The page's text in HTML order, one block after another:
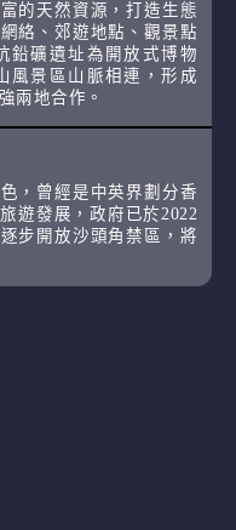
的天然資源，打造生態
絡、郊遊地點、觀景點
鉛礦遺址為開放式博物
風景區山脈相連，形成
兩地合作。
，曾經是中英界劃分香
遊發展，政府已於2022
步開放沙頭角禁區，將